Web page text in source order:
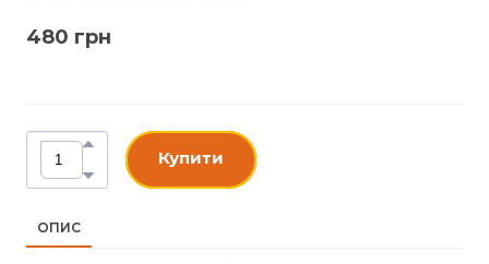
480 грн
Купити
ОПИС